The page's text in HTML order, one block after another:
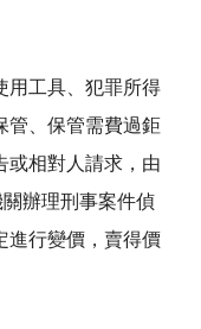
用工具、犯罪所得
管、保管需費過鉅
或相對人請求，由
辦理刑事案件偵
進行變價，賣得價